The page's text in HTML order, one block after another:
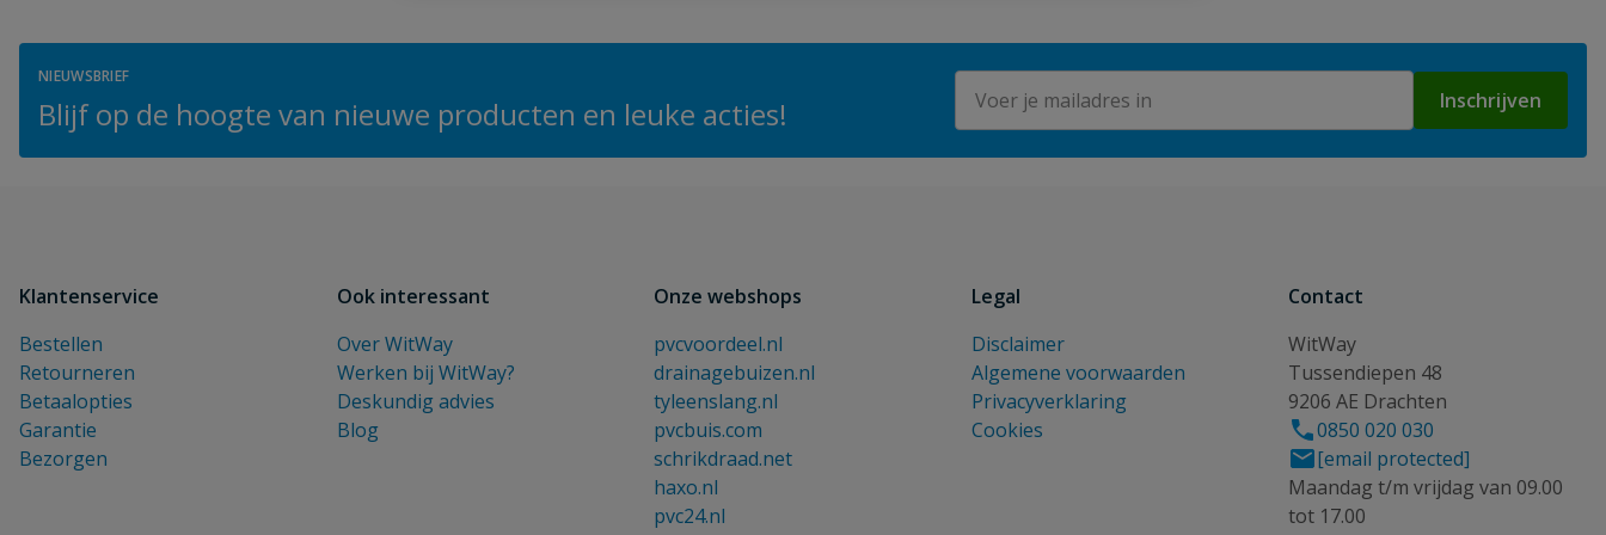
NIEUWSBRIEF
Blijf op de hoogte van nieuwe producten en leuke acties!
E-mailadres
Inschrijven
Klantenservice
Bestellen
Retourneren
Betaalopties
Garantie
Bezorgen
Ook interessant
Over WitWay
Werken bij WitWay?
Deskundig advies
Blog
Onze webshops
pvcvoordeel.nl
drainagebuizen.nl
tyleenslang.nl
pvcbuis.com
schrikdraad.net
haxo.nl
pvc24.nl
Legal
Disclaimer
Algemene voorwaarden
Privacyverklaring
Cookies
Contact
WitWay
Tussendiepen 48
9206 AE Drachten
0850 020 030
[email protected]
Maandag t/m vrijdag van 09.00
tot 17.00